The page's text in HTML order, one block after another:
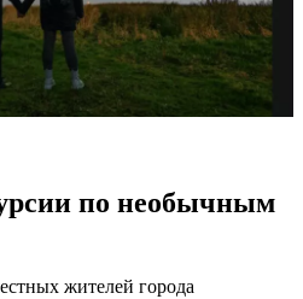
по необычным
жителей города